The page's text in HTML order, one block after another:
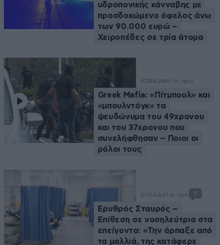
υδροπονικής κάνναβης με
προσδοκώμενο όφελος άνω
των 90.000 ευρώ –
Χειροπέδες σε τρία άτομα
ΚΟΙΝΩΝΙΑ 1 ω. πριν
Greek Μafia: «Πίτμπουλ» και
«μπουλντόγκ» τα
ψευδώνυμα του 49χρονου
και του 37χρονου που
συνελήφθησαν – Ποιοι οι
ρόλοι τους
ΕΛΛΑΔΑ 1 ω. πριν 5
Ερυθρός Σταυρός –
Επίθεση σε νοσηλεύτρια στα
επείγοντα: «Την άρπαξε από
τα μαλλιά, της κατάφερε